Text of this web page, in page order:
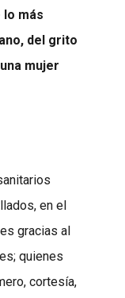
lo más
del grito
mujer
en el
gracias al
quienes
cortesía,